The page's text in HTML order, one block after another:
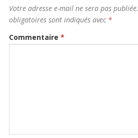
Votre adresse e-mail ne sera pas publiée.
obligatoires sont indiqués avec *
Commentaire *